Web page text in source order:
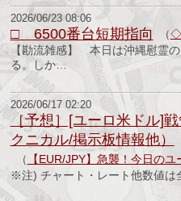
ロ
グ
ラ
ン
キ
ン
2026/06/23 08:06
□ 6500番台短期指向 （
【勘流雑感】 本日は沖縄慰霊の
る。しか…
2026/06/17 02:20
［予想］[ユーロ米ドル]
クニカル/掲示板情報他）
（ 【EUR/JPY】急襲！今日の
※注) チャート・レート他数値